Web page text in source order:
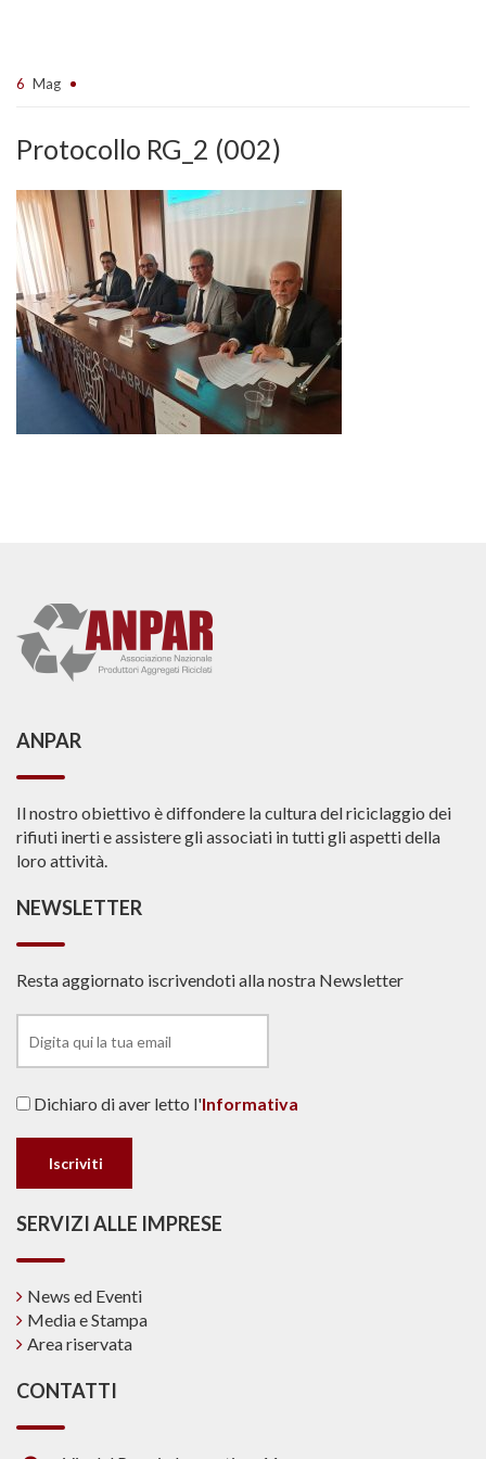
6 Mag
Protocollo RG_2 (002)
ANPAR
Il nostro obiettivo è diffondere la cultura del riciclaggio dei
rifiuti inerti e assistere gli associati in tutti gli aspetti della
loro attività.
NEWSLETTER
Resta aggiornato iscrivendoti alla nostra Newsletter
Dichiaro di aver letto l'Informativa
SERVIZI ALLE IMPRESE
News ed Eventi
Media e Stampa
Area riservata
CONTATTI